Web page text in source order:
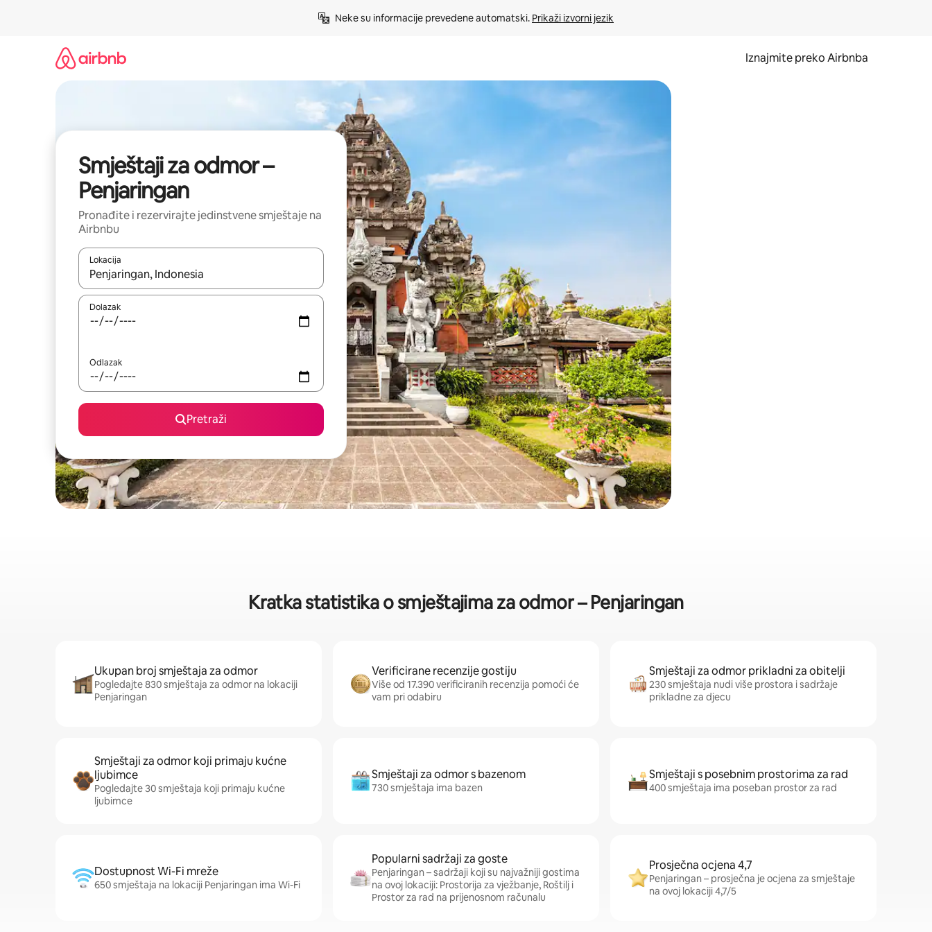
Neke su informacije prevedene automatski. Prikaži izvorni jezik
Iznajmite preko Airbnba
Smještaji za odmor –
Penjaringan
Pronađite i rezervirajte jedinstvene smještaje na
Airbnbu
Lokacija
Kada budu dostupni rezultati, moći ćete ih pregledati koristeći se strelicama prema gore i prema dolje, kao i dodirom ili prelaskom prstom po zaslonu.
Dolazak
Odlazak
Pretraži
Kratka statistika o smještajima za odmor – Penjaringan
Ukupan broj smještaja za odmor
Pogledajte 830 smještaja za odmor na lokaciji
Penjaringan
Verificirane recenzije gostiju
Više od 17.390 verificiranih recenzija pomoći će
vam pri odabiru
Smještaji za odmor prikladni za obitelji
230 smještaja nudi više prostora i sadržaje
prikladne za djecu
Smještaji za odmor koji primaju kućne
ljubimce
Pogledajte 30 smještaja koji primaju kućne
ljubimce
Smještaji za odmor s bazenom
730 smještaja ima bazen
Smještaji s posebnim prostorima za rad
400 smještaja ima poseban prostor za rad
Dostupnost Wi-Fi mreže
650 smještaja na lokaciji Penjaringan ima Wi-Fi
Popularni sadržaji za goste
Penjaringan – sadržaji koji su najvažniji gostima
na ovoj lokaciji: Prostorija za vježbanje, Roštilj i
Prostor za rad na prijenosnom računalu
Prosječna ocjena 4,7
Penjaringan – prosječna je ocjena za smještaje
na ovoj lokaciji 4,7/5